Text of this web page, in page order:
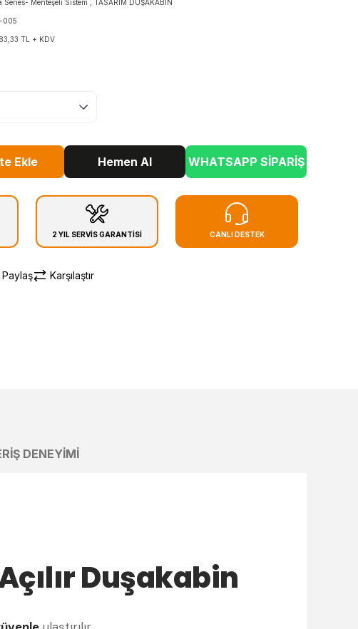
Series- Menteşeli Sistem TASARIM DUŞAKABİN
005
TL + KDV
Ekle Hemen Al WHATSAPP SİPARİŞ
2 YIL SERVİS GARANTİSİ CANLI DESTEK
Paylaş Karşılaştır
DENEYIMI
Duşakabin